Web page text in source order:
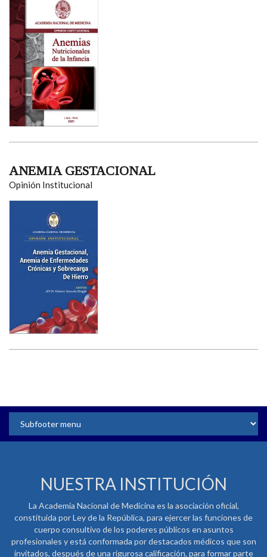
ANEMIA GESTACIONAL
Opinión Institucional
NUESTRA INSTITUCIÓN
La Academia Nacional de Medicina es la asociación oficial,
constituida por Ley de la República, para ejercer las funciones de
cuerpo consultivo de los poderes públicos en asuntos
profesionales y está conformada por destacados médicos que son
invitados, después de una rigurosa calificación, para formar parte